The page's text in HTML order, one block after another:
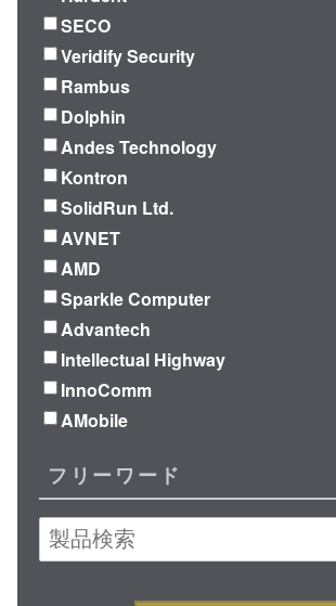
SECO
Veridify Security
Rambus
Dolphin
Andes Technology
Kontron
SolidRun Ltd.
AVNET
AMD
Sparkle Computer
Advantech
Intellectual Highway
InnoComm
AMobile
フリーワード